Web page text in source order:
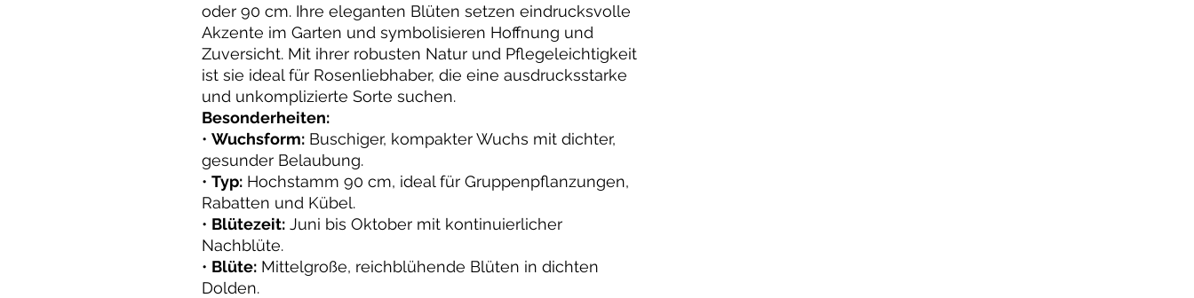
oder 90 cm. Ihre eleganten Blüten setzen eindrucksvolle
Akzente im Garten und symbolisieren Hoffnung und
Zuversicht. Mit ihrer robusten Natur und Pflegeleichtigkeit
ist sie ideal für Rosenliebhaber, die eine ausdrucksstarke
und unkomplizierte Sorte suchen.
Besonderheiten:
• Wuchsform: Buschiger, kompakter Wuchs mit dichter,
gesunder Belaubung.
• Typ: Hochstamm 90 cm, ideal für Gruppenpflanzungen,
Rabatten und Kübel.
• Blütezeit: Juni bis Oktober mit kontinuierlicher
Nachblüte.
• Blüte: Mittelgroße, reichblühende Blüten in dichten
Dolden.